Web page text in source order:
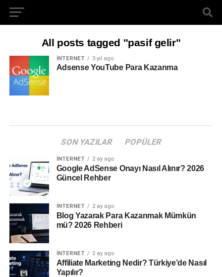
All posts tagged "pasif gelir"
İNTERNET 3 yıl ago
Adsense YouTube Para Kazanma
SON YAZILAR POPÜLER
İNTERNET 2 ay ago
Google AdSense Onayı Nasıl Alınır? 2026
Güncel Rehber
İNTERNET 2 ay ago
Blog Yazarak Para Kazanmak Mümkün
mü? 2026 Rehberi
İNTERNET 2 ay ago
Affiliate Marketing Nedir? Türkiye’de Nasıl
Yapılır?